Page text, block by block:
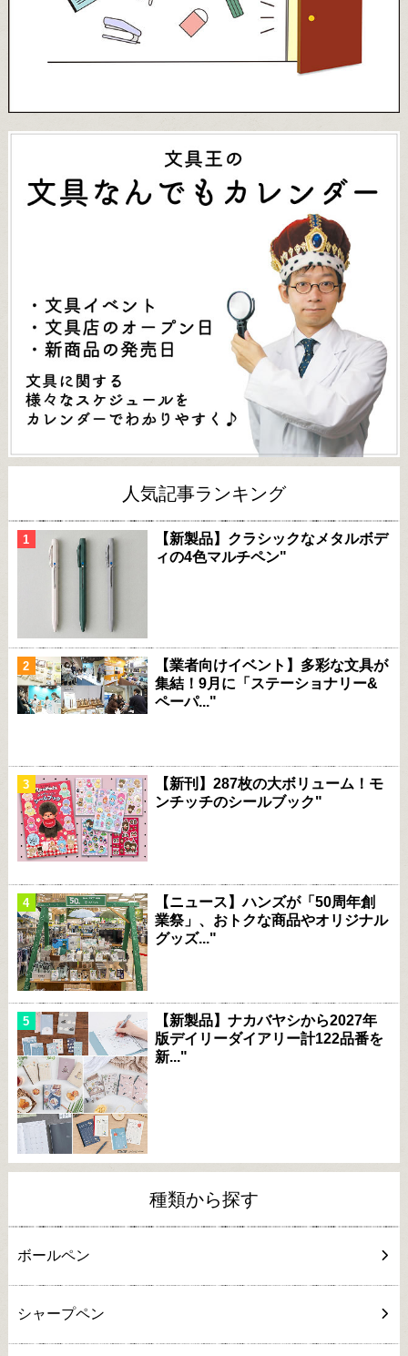
人気記事ランキング
【新製品】クラシックなメタルボデ
ィの4色マルチペン"
【業者向けイベント】多彩な文具が
集結！9月に「ステーショナリー&
ペーパ..."
【新刊】287枚の大ボリューム！モ
ンチッチのシールブック"
【ニュース】ハンズが「50周年創
業祭」、おトクな商品やオリジナル
グッズ..."
【新製品】ナカバヤシから2027年
版デイリーダイアリー計122品番を
新..."
種類から探す
ボールペン
シャープペン